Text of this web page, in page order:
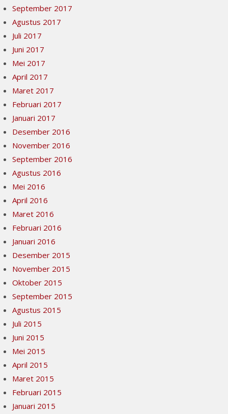
September 2017
Agustus 2017
Juli 2017
Juni 2017
Mei 2017
April 2017
Maret 2017
Februari 2017
Januari 2017
Desember 2016
November 2016
September 2016
Agustus 2016
Mei 2016
April 2016
Maret 2016
Februari 2016
Januari 2016
Desember 2015
November 2015
Oktober 2015
September 2015
Agustus 2015
Juli 2015
Juni 2015
Mei 2015
April 2015
Maret 2015
Februari 2015
Januari 2015